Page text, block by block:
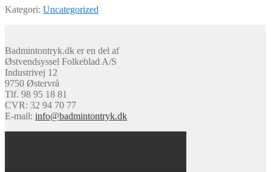
Kategori: Uncategorized
Badmintontryk.dk er en del af
Østvendsyssel Folkeblad A/S
Industrivej 12
9750 Østervrå
Tlf. 98 95 18 81
CVR: 32 94 70 77
E-mail: info@badmintontryk.dk